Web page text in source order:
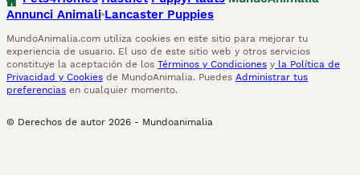
Annunci Animali Lancaster Puppies
MundoAnimalia.com utiliza cookies en este sitio para mejorar tu
experiencia de usuario. El uso de este sitio web y otros servicios
constituye la aceptación de los Términos y Condiciones y la Política de
Privacidad y Cookies de MundoAnimalia. Puedes Administrar tus
preferencias en cualquier momento.
© Derechos de autor 2026 - Mundoanimalia